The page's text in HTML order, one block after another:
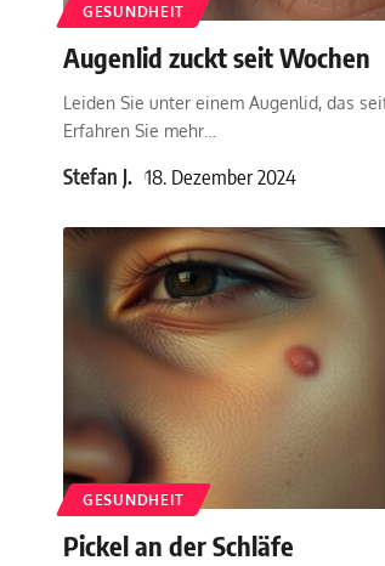
GESUNDHEIT
Augenlid zuckt seit Wochen
Leiden Sie unter einem Augenlid, das
Erfahren Sie mehr
Stefan J. 18. Dezember 2024
GESUNDHEIT
Pickel an der Schläfe